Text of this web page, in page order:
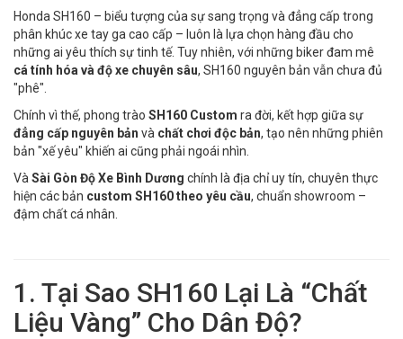
Honda SH160 – biểu tượng của sự sang trọng và đẳng cấp trong
phân khúc xe tay ga cao cấp – luôn là lựa chọn hàng đầu cho
những ai yêu thích sự tinh tế. Tuy nhiên, với những biker đam mê
cá tính hóa và độ xe chuyên sâu, SH160 nguyên bản vẫn chưa đủ
"phê".
Chính vì thế, phong trào SH160 Custom ra đời, kết hợp giữa sự
đẳng cấp nguyên bản và chất chơi độc bản, tạo nên những phiên
bản "xế yêu" khiến ai cũng phải ngoái nhìn.
Và Sài Gòn Độ Xe Bình Dương chính là địa chỉ uy tín, chuyên thực
hiện các bản custom SH160 theo yêu cầu, chuẩn showroom –
đậm chất cá nhân.
1. Tại Sao SH160 Lại Là “Chất
Liệu Vàng” Cho Dân Độ?